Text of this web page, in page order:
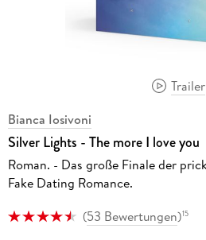
Trailer
Bianca Iosivoni
Silver Lights - The more I love you
Roman. - Das große Finale der
Fake Dating Romance.
(53 Bewertungen)15